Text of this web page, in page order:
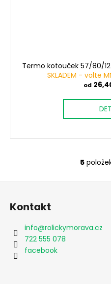
Termo kotouček 57/80/
SKLADEM - volte
od
5
Z
Kontakt
info@rolickymorava.cz
722 555 078
facebook